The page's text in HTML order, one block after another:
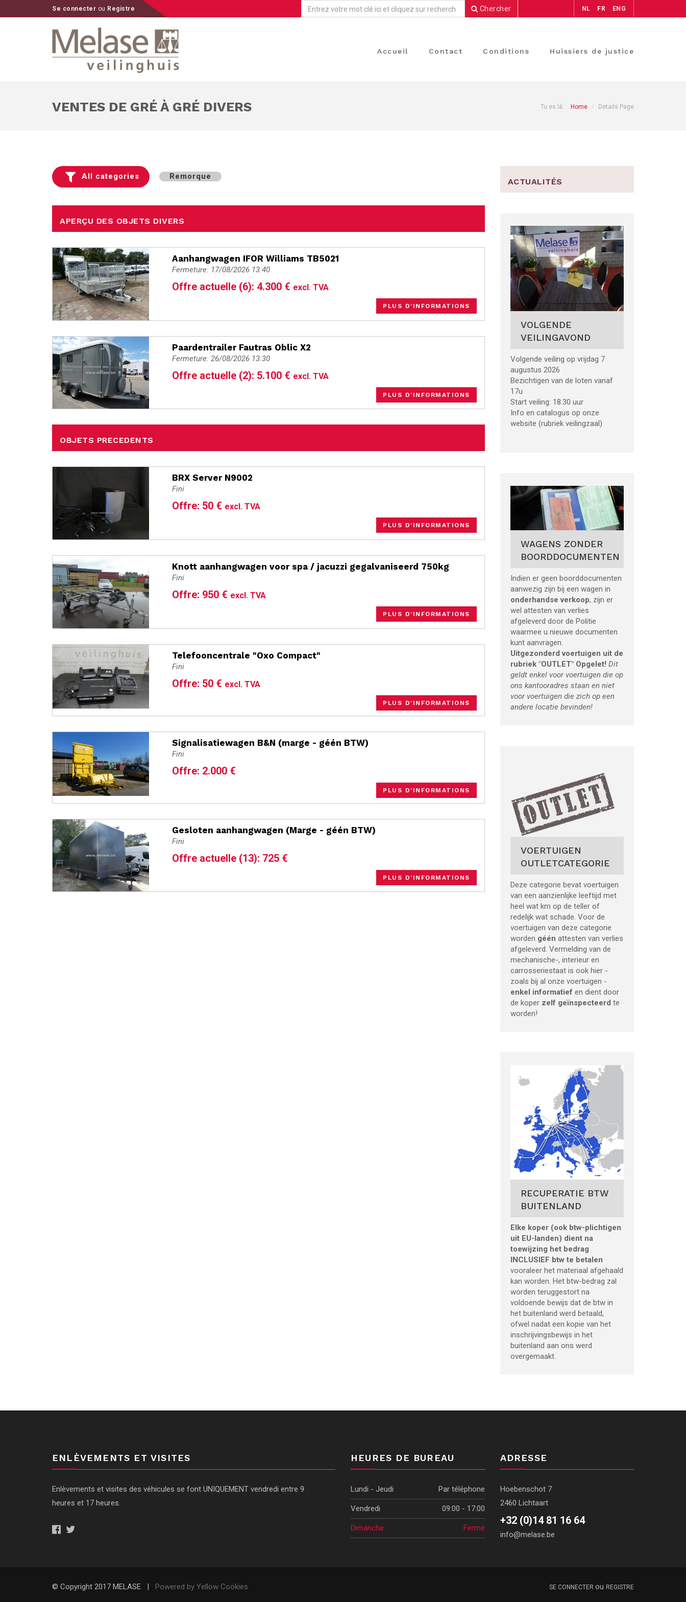
Se connecter ou Registre Chercher NL FR ENG
Accueil Contact Conditions Huissiers de justice
VENTES DE GRÉ À GRÉ DIVERS Tu es là: Home Details Page
All categories Remorque
APERÇU DES OBJETS DIVERS
Aanhangwagen IFOR Williams TB5021
Fermeture: 17/08/2026 13:40
Offre actuelle (6): 4.300 € excl. TVA
PLUS D'INFORMATIONS
Paardentrailer Fautras Oblic X2
Fermeture: 26/08/2026 13:30
Offre actuelle (2): 5.100 € excl. TVA
PLUS D'INFORMATIONS
OBJETS PRECEDENTS
BRX Server N9002
Fini
Offre: 50 € excl. TVA
PLUS D'INFORMATIONS
Knott aanhangwagen voor spa / jacuzzi gegalvaniseerd 750kg
Fini
Offre: 950 € excl. TVA
PLUS D'INFORMATIONS
Telefooncentrale "Oxo Compact"
Fini
Offre: 50 € excl. TVA
PLUS D'INFORMATIONS
Signalisatiewagen B&N (marge - géén BTW)
Fini
Offre: 2.000 €
PLUS D'INFORMATIONS
Gesloten aanhangwagen (Marge - géén BTW)
Fini
Offre actuelle (13): 725 €
PLUS D'INFORMATIONS
ACTUALITÉS
VOLGENDE
VEILINGAVOND
Volgende veiling op vrijdag 7
augustus 2026
Bezichtigen van de loten vanaf
17u
Start veiling: 18.30 uur
Info en catalogus op onze
website (rubriek veilingzaal)
WAGENS ZONDER
BOORDDOCUMENTEN
Indien er geen boorddocumenten
aanwezig zijn bij een wagen in
onderhandse verkoop, zijn er
wel attesten van verlies
afgeleverd door de Politie
waarmee u nieuwe documenten
kunt aanvragen.
Uitgezonderd voertuigen uit de
rubriek "OUTLET" Opgelet! Dit
geldt enkel voor voertuigen die op
ons kantooradres staan en niet
voor voertuigen die zich op een
andere locatie bevinden!
VOERTUIGEN
OUTLETCATEGORIE
Deze categorie bevat voertuigen
van een aanzienlijke leeftijd met
heel wat km op de teller of
redelijk wat schade. Voor de
voertuigen van deze categorie
worden géén attesten van verlies
afgeleverd. Vermelding van de
mechanische-, interieur en
carrosseriestaat is ook hier -
zoals bij al onze voertuigen -
enkel informatief en dient door
de koper zelf geïnspecteerd te
worden!
RECUPERATIE BTW
BUITENLAND
Elke koper (ook btw-plichtigen
uit EU-landen) dient na
toewijzing het bedrag
INCLUSIEF btw te betalen
vooraleer het materiaal afgehaald
kan worden. Het btw-bedrag zal
worden teruggestort na
voldoende bewijs dat de btw in
het buitenland werd betaald,
ofwel nadat een kopie van het
inschrijvingsbewijs in het
buitenland aan ons werd
overgemaakt.
ENLÈVEMENTS ET VISITES
Enlèvements et visites des véhicules se font UNIQUEMENT vendredi entre 9
heures et 17 heures.
HEURES DE BUREAU
Lundi - Jeudi Par téléphone
Vendredi 09:00 - 17:00
Dimanche Fermé
ADRESSE
Hoebenschot 7
2460 Lichtaart
+32 (0)14 81 16 64
info@melase.be
© Copyright 2017 MELASE | Powered by Yellow Cookies SE CONNECTER ou REGISTRE